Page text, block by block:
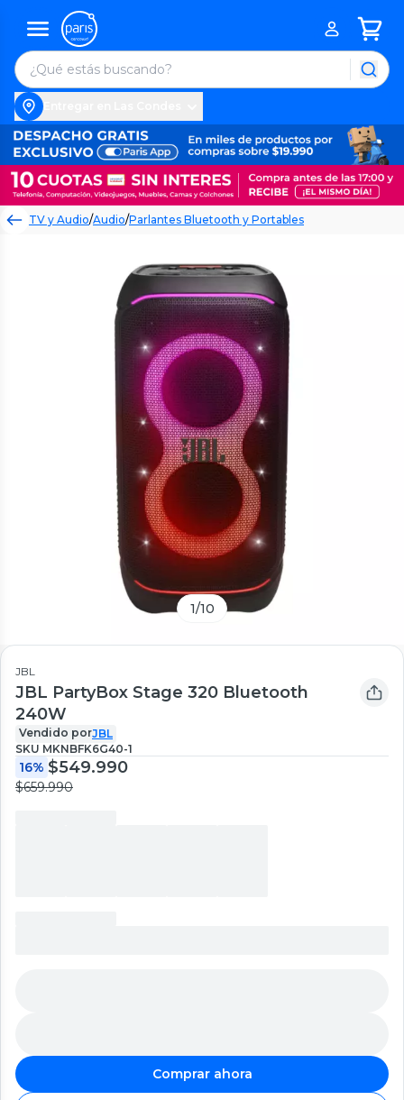
TV y Audio/Audio/Parlantes Bluetooth y Portables
1/10
JBL
JBL PartyBox Stage 320 Bluetooth
240W
Vendido porJBL
SKU MKNBFK6G40-1
16% $549.990
$659.990
Comprar ahora